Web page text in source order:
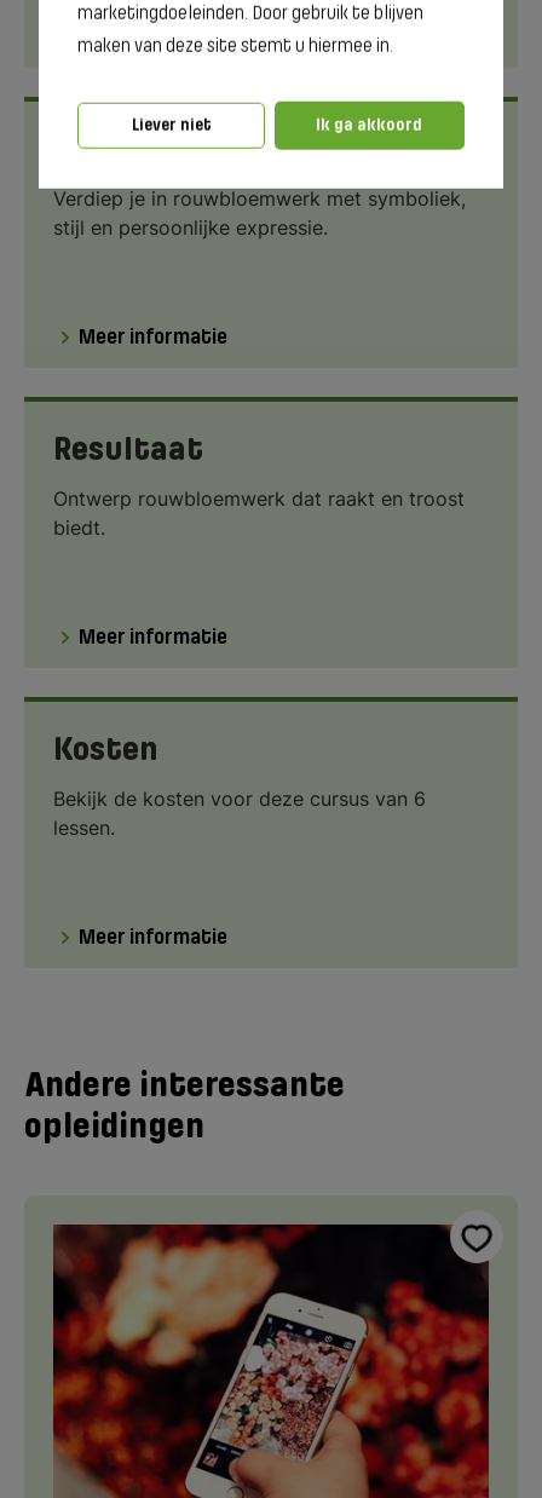
marketingdoeleinden. Door gebruik te blijven
maken van deze site stemt u hiermee in.
Liever niet Ik ga akkoord
Meer informatie
Programma
Verdiep je in rouwbloemwerk met symboliek,
stijl en persoonlijke expressie.
Meer informatie
Resultaat
Ontwerp rouwbloemwerk dat raakt en troost
biedt.
Meer informatie
Kosten
Bekijk de kosten voor deze cursus van 6
lessen.
Meer informatie
Andere interessante
opleidingen